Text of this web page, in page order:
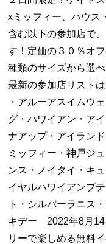
xミッフィー、ハウス
含む以下の参加店で
す！定価の３０％オ
種類のサイズから選
最新の参加店リスト
・アルーアスイムウ
グ・ハワイアン・ア
ナアップ・アイラン
ミッフィー・神戸ジ
ンス・ノイタイ・キ
イヤルハワイアンブ
ト・シルバーラニス
キデー 2022年8月14
リーで楽しめる無料